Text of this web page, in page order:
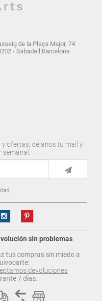
de la Plaça Major, 74
- Sabadell Barcelona
ofertas, déjanos tu mail y
sin problemas
tus compras sin miedo a
devoluciones
7 días.